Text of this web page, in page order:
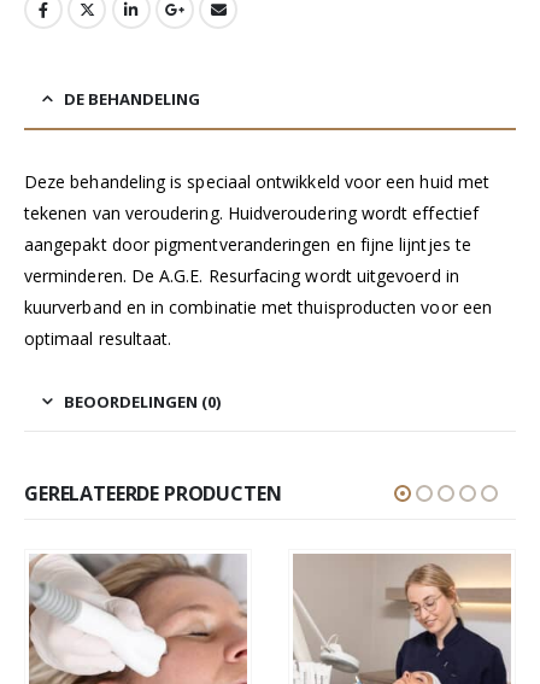
DE BEHANDELING
Deze behandeling is speciaal ontwikkeld voor een huid met
tekenen van veroudering. Huidveroudering wordt effectief
aangepakt door pigmentveranderingen en fijne lijntjes te
verminderen. De A.G.E. Resurfacing wordt uitgevoerd in
kuurverband en in combinatie met thuisproducten voor een
optimaal resultaat.
BEOORDELINGEN (0)
GERELATEERDE PRODUCTEN